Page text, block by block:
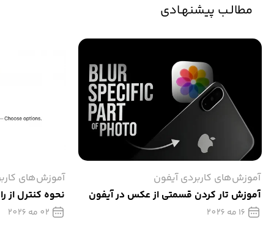
مطالـب پیشنهـادی
آموزش‌های کاربردی آیفون
آموزش تار كردن قسمتی از عکس در آیفون
16 مه 2026
آموزش‌های
نحوه کنترل از
02 مه 2026